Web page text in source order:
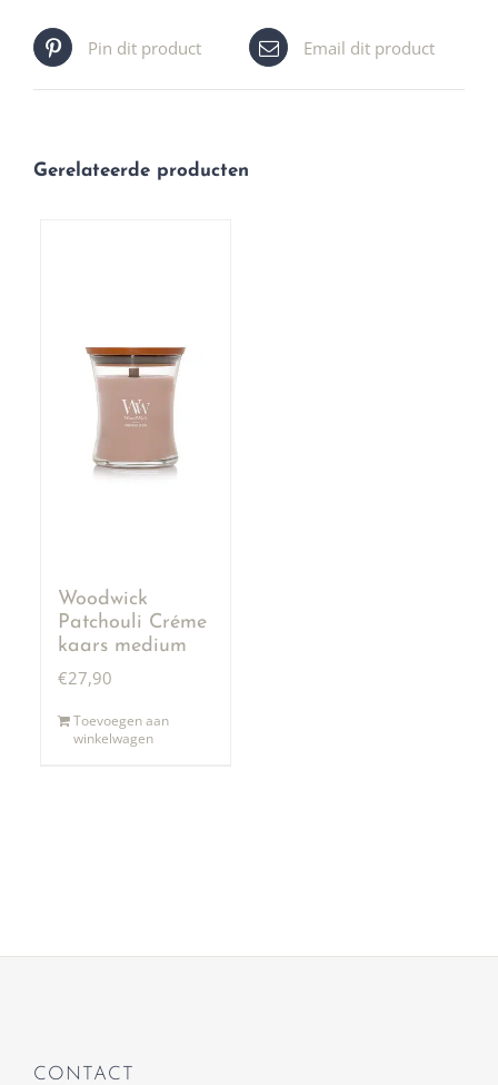
Pin dit product Email dit product
Gerelateerde producten
Woodwick
Patchouli Créme
kaars medium
€27,90
Toevoegen aan
winkelwagen
CONTACT